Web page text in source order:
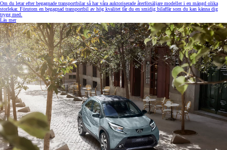
Om du letar efter begagnade transportbilar så har våra auktoriserade återförsäljare modeller i en mängd olika
storlekar. Förutom en begagnad transportbil av hög kvalitet får du en smidig bilaffär som du kan känna dig
trygg med.
Läs mer